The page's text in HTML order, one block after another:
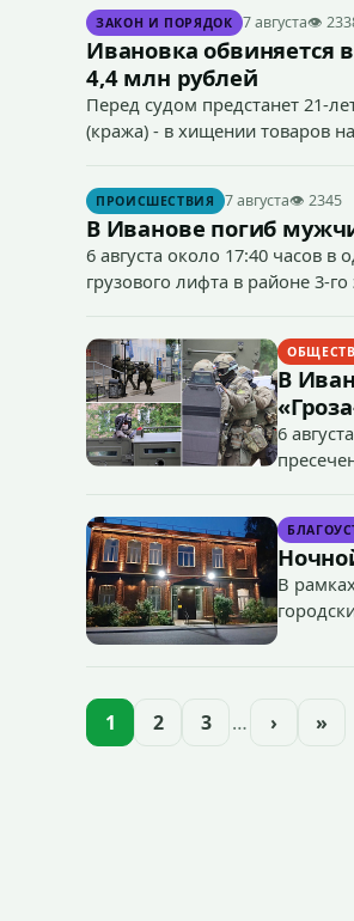
ЗАКОН И ПОРЯДОК 7 августа👁
Ивановка обвиняется
4,4 млн рублей
Перед судом предстанет 21-
(кража) - в хищении товаров
ПРОИСШЕСТВИЯ 7 августа👁 2345
В Иванове погиб
6 августа около 17:40 часов
грузового лифта в районе 3-го
В
6
В
1 2 3 … › »